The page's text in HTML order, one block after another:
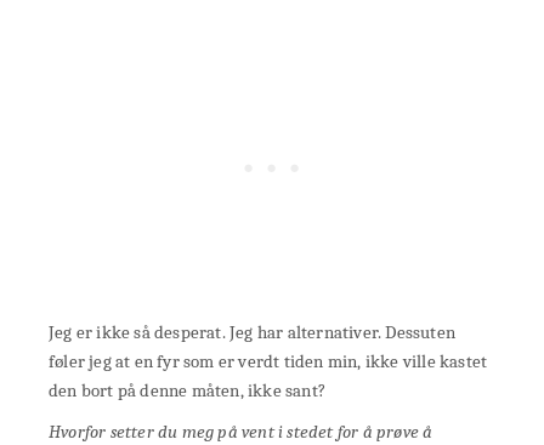
Jeg er ikke så desperat. Jeg har alternativer. Dessuten
føler jeg at en fyr som er verdt tiden min, ikke ville kastet
den bort på denne måten, ikke sant?
Hvorfor setter du meg på vent i stedet for å prøve å